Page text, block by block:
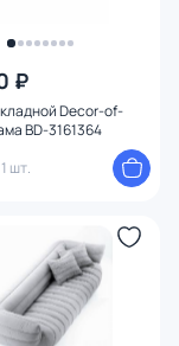
₽
Decor-of-
BD-3161364
шт.